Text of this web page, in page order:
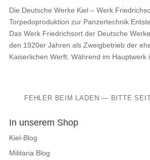
Die Deutsche Werke Kiel – Werk
Torpedoproduktion zur Panzertechnik
Das Werk Friedrichsort der Deutsche
den 1920er Jahren als Zweigbetrieb der
Kaiserlichen Werft. Während im Hauptwerk
FEHLER BEIM LADEN — BITTE
In unserem Shop
Kiel-Blog
Militaria Blog